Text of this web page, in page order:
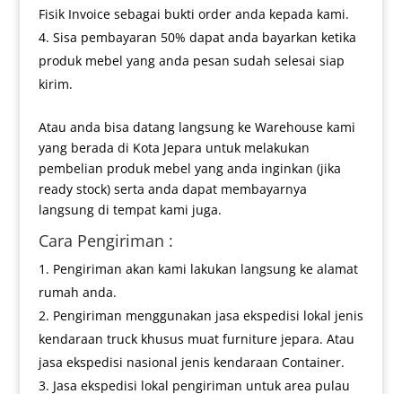
Fisik Invoice sebagai bukti order anda kepada kami.
Sisa pembayaran 50% dapat anda bayarkan ketika
produk mebel yang anda pesan sudah selesai siap
kirim.
Atau anda bisa datang langsung ke Warehouse kami
yang berada di Kota Jepara untuk melakukan
pembelian produk mebel yang anda inginkan (jika
ready stock) serta anda dapat membayarnya
langsung di tempat kami juga.
Cara Pengiriman :
Pengiriman akan kami lakukan langsung ke alamat
rumah anda.
Pengiriman menggunakan jasa ekspedisi lokal jenis
kendaraan truck khusus muat furniture jepara. Atau
jasa ekspedisi nasional jenis kendaraan Container.
Jasa ekspedisi lokal pengiriman untuk area pulau